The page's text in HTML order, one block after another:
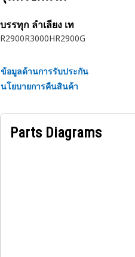
บรรทุก ลำเลียง เท
R2900R3000HR2900G
ข้อมูลด้านการรับประกัน
นโยบายการคืนสินค้า
Parts Diagrams